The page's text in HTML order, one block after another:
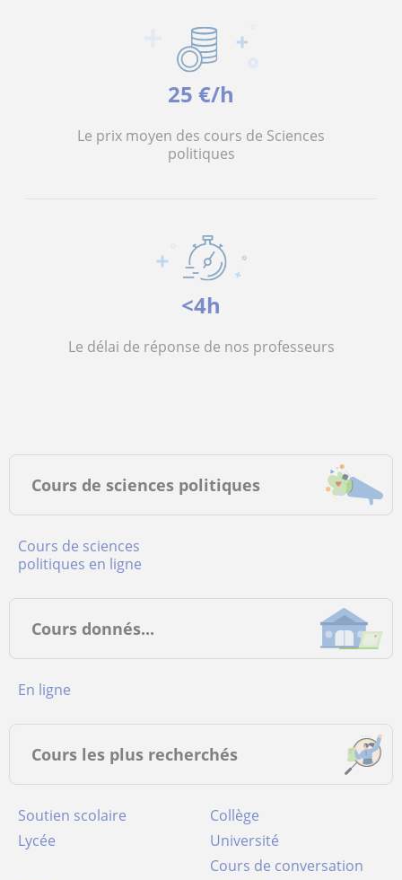
25 €/h
Le prix moyen des cours de Sciences
politiques
<4h
Le délai de réponse de nos professeurs
Cours de sciences politiques
Cours de sciences
politiques en ligne
Cours donnés...
en ligne
Cours les plus recherchés
Soutien scolaire
Collège
Lycée
Université
Cours de conversation